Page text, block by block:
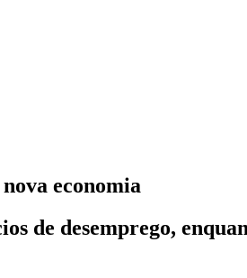
economia
de desemprego,